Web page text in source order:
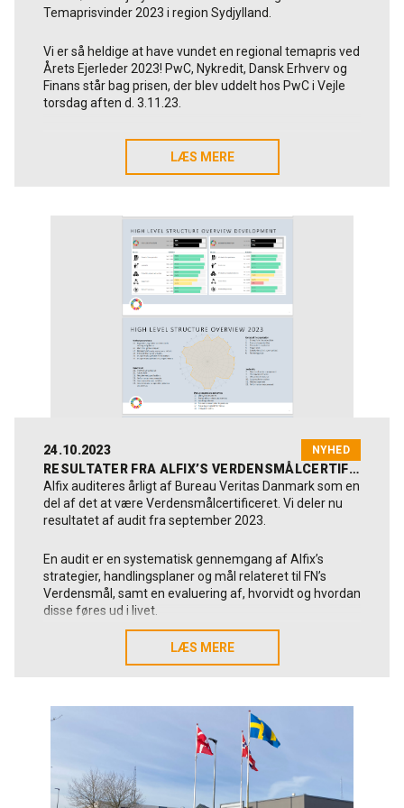
Temaprisvinder 2023 i region Sydjylland.
Vi er så heldige at have vundet en regional temapris ved
Årets Ejerleder 2023! PwC, Nykredit, Dansk Erhverv og
Finans står bag prisen, der blev uddelt hos PwC i Vejle
torsdag aften d. 3.11.23.
1000 TAK går fra os i Kolding til de 4 ovenstående
organisationer, juryen der pegede på Alfix som vinder
samt Jesper Simmelkjær Berg (PwC) og Morten Friis
Vi er super taknemmelige, glade og stolte på hele Alfix
teamets vegne. Dette er en holdpræstation. Samtidig
ønsker vi at dele æren med alle jer leverandører, kunder
og samarbejdspartnere, der muliggør modtagelsen af
Læs mere i PwC's pressemeddelelse om prisen:
LÆS MERE
LÆS MERE
24.10.2023 NYHED
RESULTATER FRA ALFIX’S VERDENSMÅLCERTIFICERING – ÅR 2
Alfix auditeres årligt af Bureau Veritas Danmark som en
del af det at være Verdensmålcertificeret. Vi deler nu
resultatet af audit fra september 2023.
En audit er en systematisk gennemgang af Alfix’s
strategier, handlingsplaner og mål relateret til FN’s
Verdensmål, samt en evaluering af, hvorvidt og hvordan
disse føres ud i livet.
I evalueringen fokuserer Bureau Veritas på fremdriften
i aktiviteterne år for år. Det er altså ikke nok at gøre det
stille, går vi baglæns” med reference til den fremdrift i
arbejdet med ansvarlighed, som Alfix bliver evalueret
på hvert år i certificeringsperioden 2022-2025.
Resultatet er absolut positivt for 2023 (år 2) og et
skulderklap til alle Alfix’ere. En anerkendelse af en
LÆS MERE
LÆS MERE